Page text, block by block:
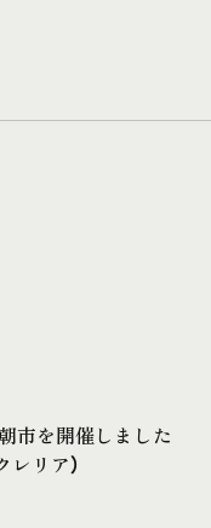
市を開催しました
レリア）